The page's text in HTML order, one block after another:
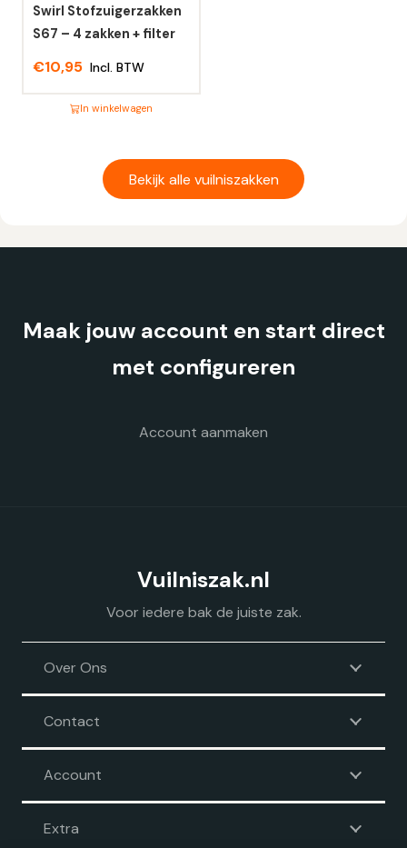
worden
op
productpagina
Swirl Stofzuigerzakken
S67 – 4 zakken + filter
€10,95 Incl. BTW
In winkelwagen
Deze
worden
Bekijk alle vuilniszakken
Maak jouw account en start direct
met configureren
Account aanmaken
Vuilniszak.nl
Voor iedere bak de juiste zak.
Over Ons
Contact
Account
Extra